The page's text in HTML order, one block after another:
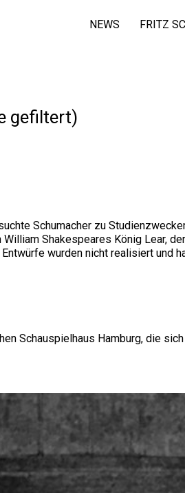
NEWS FRITZ
gefiltert)
Schumacher zu
William Shakespeares König Lear,
wurden nicht realisiert und
Schauspielhaus Hamburg, die